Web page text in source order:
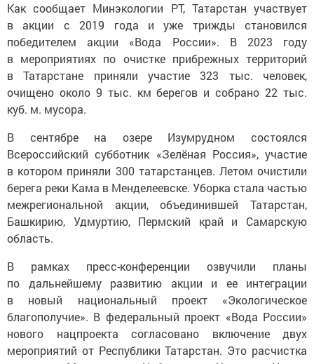
Как сообщает Минэкологии РТ, Татарстан участвует
в акции с 2019 года и уже трижды становился
победителем акции «Вода России». В 2023 году
в мероприятиях по очистке прибрежных территорий
в Татарстане приняли участие 323 тыс. человек,
очищено около 9 тыс. км берегов и собрано 22 тыс.
куб. м. мусора.
В сентябре на озере Изумрудном состоялся
Всероссийский субботник «Зелёная Россия», участие
в котором приняли 300 татарстанцев. Летом очистили
берега реки Кама в Менделеевске. Уборка стала частью
межрегиональной акции, объединившей Татарстан,
Башкирию, Удмуртию, Пермский край и Самарскую
область.
В рамках пресс-конференции озвучили планы
по дальнейшему развитию акции и ее интеграции
в новый национальный проект «Экологическое
благополучие». В федеральный проект «Вода России»
нового нацпроекта согласовано включение двух
мероприятий от Республики Татарстан. Это расчистка